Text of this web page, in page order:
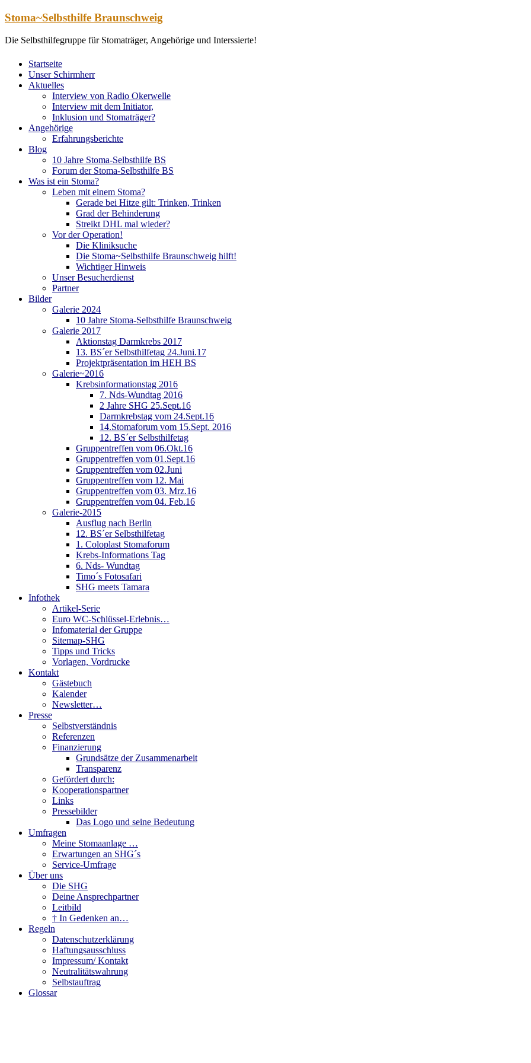
Zum
springen
Stoma~Selbsthilfe Braunschweig
Die Selbsthilfegruppe für Stomaträger, Angehörige und Interssierte!
Startseite
Unser Schirmherr
Aktuelles
Interview von Radio Okerwelle
Interview mit dem Initiator,
Inklusion und Stomaträger?
Angehörige
Erfahrungsberichte
Blog
10 Jahre Stoma-Selbsthilfe BS
Forum der Stoma-Selbsthilfe BS
Was ist ein Stoma?
Leben mit einem Stoma?
Gerade bei Hitze gilt: Trinken, Trinken
Grad der Behinderung
Streikt DHL mal wieder?
Vor der Operation!
Die Kliniksuche
Die Stoma~Selbsthilfe Braunschweig hilft!
Wichtiger Hinweis
Unser Besucherdienst
Partner
Bilder
Galerie 2024
10 Jahre Stoma-Selbsthilfe Braunschweig
Galerie 2017
Aktionstag Darmkrebs 2017
13. BS´er Selbsthilfetag 24.Juni.17
Projektpräsentation im HEH BS
Galerie~2016
Krebsinformationstag 2016
7. Nds-Wundtag 2016
2 Jahre SHG 25.Sept.16
Darmkrebstag vom 24.Sept.16
14.Stomaforum vom 15.Sept. 2016
12. BS´er Selbsthilfetag
Gruppentreffen vom 06.Okt.16
Gruppentreffen vom 01.Sept.16
Gruppentreffen vom 02.Juni
Gruppentreffen vom 12. Mai
Gruppentreffen vom 03. Mrz.16
Gruppentreffen vom 04. Feb.16
Galerie-2015
Ausflug nach Berlin
12. BS´er Selbsthilfetag
1. Coloplast Stomaforum
Krebs-Informations Tag
6. Nds- Wundtag
Timo´s Fotosafari
SHG meets Tamara
Infothek
Artikel-Serie
Euro WC-Schlüssel-Erlebnis…
Infomaterial der Gruppe
Sitemap-SHG
Tipps und Tricks
Vorlagen, Vordrucke
Kontakt
Gästebuch
Kalender
Newsletter…
Presse
Selbstverständnis
Referenzen
Finanzierung
Grundsätze der Zusammenarbeit
Transparenz
Gefördert durch:
Kooperationspartner
Links
Pressebilder
Das Logo und seine Bedeutung
Umfragen
Meine Stomaanlage …
Erwartungen an SHG´s
Service-Umfrage
Über uns
Die SHG
Deine Ansprechpartner
Leitbild
† In Gedenken an…
Regeln
Datenschutzerklärung
Haftungsausschluss
Impressum/ Kontakt
Neutralitätswahrung
Selbstauftrag
Glossar